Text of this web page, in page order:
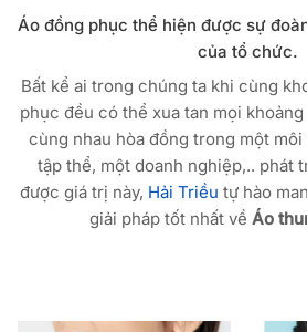
Áo đồng phục thể hiện được sự
của tổ chức.
Bất kể ai trong chúng ta khi cùng
phục đều có thể xua tan mọi
cùng nhau hòa đồng trong một
tập thể, một doanh nghiệp,.. phát
được giá trị này, Hải Triều tự hào
giải pháp tốt nhất về Áo